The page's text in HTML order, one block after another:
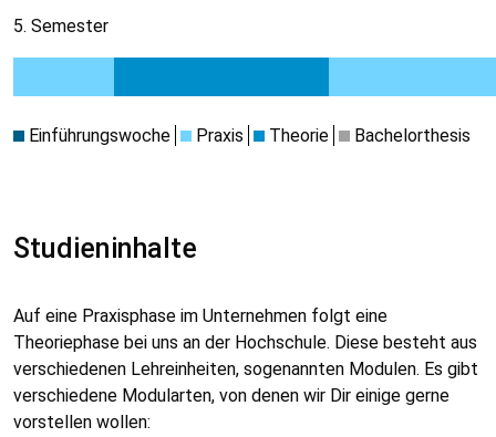
5. Semester
Einführungswoche Praxis Theorie Bachelorthesis
Studieninhalte
Auf eine Praxisphase im Unternehmen folgt eine
Theoriephase bei uns an der Hochschule. Diese besteht aus
verschiedenen Lehreinheiten, sogenannten Modulen. Es gibt
verschiedene Modularten, von denen wir Dir einige gerne
vorstellen wollen: